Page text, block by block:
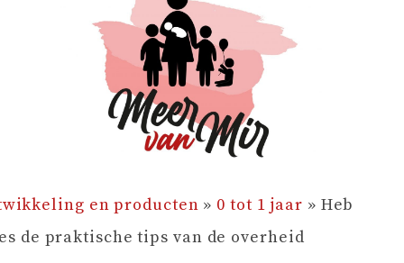
en producten » 0 tot 1 jaar » Heb
de praktische tips van de overheid